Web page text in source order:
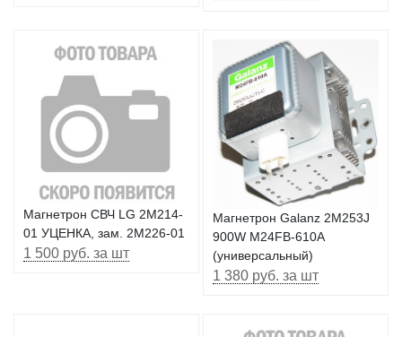
Магнетрон СВЧ LG 2M214-
01 УЦЕНКА, зам. 2M226-01
1 500 руб. за шт
Магнетрон Galanz 2M253J
900W M24FB-610A
(универсальный)
1 380 руб. за шт